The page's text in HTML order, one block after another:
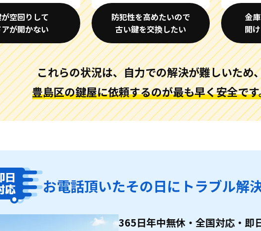
空回りして
アが開かない
防犯性を高めたいので
古い鍵を交換したい
金
開
これらの状況は、自力での解決が難しいため
豊島区の鍵屋に依頼するのが最も早く安全で
お電話頂いたその日に トラブル解
365日年中無休・全国対応・即